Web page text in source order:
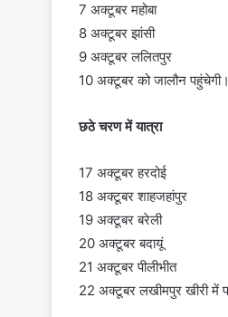
7 अक्टूबर महोबा
8 अक्टूबर झांसी
9 अक्टूबर ललितपुर
10 अक्टूबर को जालौन पहुंचेगी।
छठे चरण में यात्रा
17 अक्टूबर हरदोई
18 अक्टूबर शाहजहांपुर
19 अक्टूबर बरेली
20 अक्टूबर बदायूं
21 अक्टूबर पीलीभीत
22 अक्टूबर लखीमपुर खीरी में